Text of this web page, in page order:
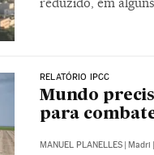
RELATÓRIO IPCC
Mundo
para
MANUEL PLANELLES | Madri |